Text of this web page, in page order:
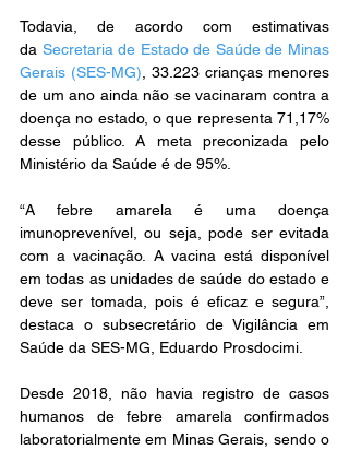
Todavia, de acordo com estimativas
da Secretaria de Estado de Saúde de Minas
Gerais (SES-MG) , 33.223 crianças menores
de um ano ainda não se vacinaram contra a
doença no estado, o que representa 71,17%
desse público. A meta preconizada pelo
Ministério da Saúde é de 95%.
“A febre amarela é uma doença
imunoprevenível, ou seja, pode ser evitada
com a vacinação. A vacina está disponível
em todas as unidades de saúde do estado e
deve ser tomada, pois é eficaz e segura”,
destaca o subsecretário de Vigilância em
Saúde da SES-MG, Eduardo Prosdocimi.
Desde 2018, não havia registro de casos
humanos de febre amarela confirmados
laboratorialmente em Minas Gerais, sendo o